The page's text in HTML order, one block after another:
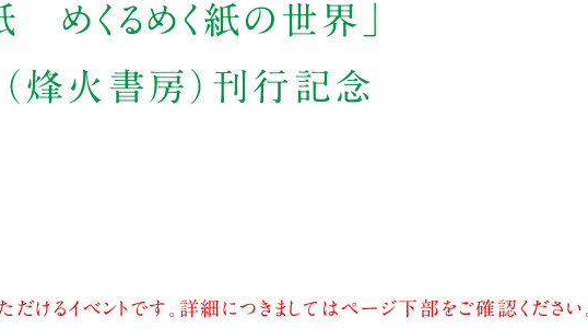
めくるめく紙の世界」
（烽火書房）刊行記念
けるイベントです。詳細につきましてはページ下部をご確認ください。